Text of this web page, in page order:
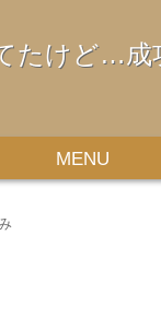
たけど…成
MENU